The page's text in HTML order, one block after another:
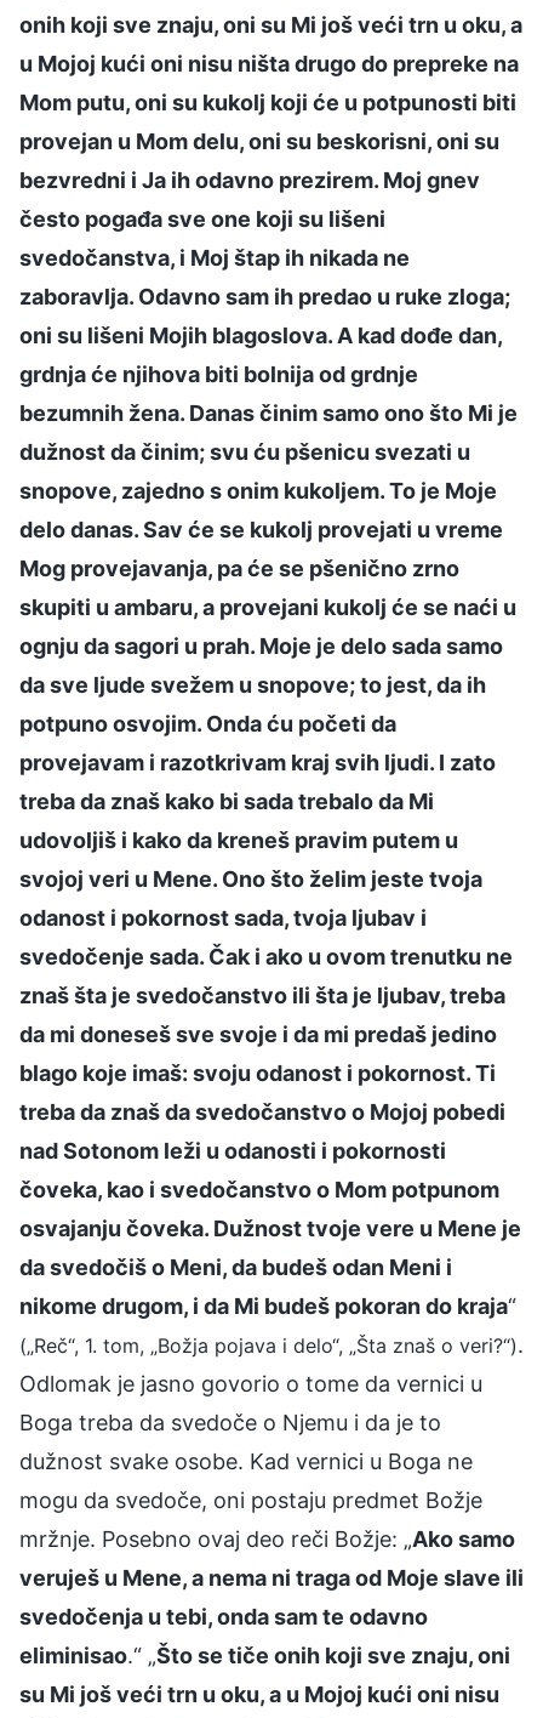
onih koji sve znaju, oni su Mi još veći trn u oku, a
u Mojoj kući oni nisu ništa drugo do prepreke na
Mom putu, oni su kukolj koji će u potpunosti biti
provejan u Mom delu, oni su beskorisni, oni su
bezvredni i Ja ih odavno prezirem. Moj gnev
često pogađa sve one koji su lišeni
svedočanstva, i Moj štap ih nikada ne
zaboravlja. Odavno sam ih predao u ruke zloga;
oni su lišeni Mojih blagoslova. A kad dođe dan,
grdnja će njihova biti bolnija od grdnje
bezumnih žena. Danas činim samo ono što Mi je
dužnost da činim; svu ću pšenicu svezati u
snopove, zajedno s onim kukoljem. To je Moje
delo danas. Sav će se kukolj provejati u vreme
Mog provejavanja, pa će se pšenično zrno
skupiti u ambaru, a provejani kukolj će se naći u
ognju da sagori u prah. Moje je delo sada samo
da sve ljude svežem u snopove; to jest, da ih
potpuno osvojim. Onda ću početi da
provejavam i razotkrivam kraj svih ljudi. I zato
treba da znaš kako bi sada trebalo da Mi
udovoljiš i kako da kreneš pravim putem u
svojoj veri u Mene. Ono što želim jeste tvoja
odanost i pokornost sada, tvoja ljubav i
svedočenje sada. Čak i ako u ovom trenutku ne
znaš šta je svedočanstvo ili šta je ljubav, treba
da mi doneseš sve svoje i da mi predaš jedino
blago koje imaš: svoju odanost i pokornost. Ti
treba da znaš da svedočanstvo o Mojoj pobedi
nad Sotonom leži u odanosti i pokornosti
čoveka, kao i svedočanstvo o Mom potpunom
osvajanju čoveka. Dužnost tvoje vere u Mene je
da svedočiš o Meni, da budeš odan Meni i
nikome drugom, i da Mi budeš pokoran do kraja“
(„Reč“, 1. tom, „Božja pojava i delo“, „Šta znaš o veri?“).
Odlomak je jasno govorio o tome da vernici u
Boga treba da svedoče o Njemu i da je to
dužnost svake osobe. Kad vernici u Boga ne
mogu da svedoče, oni postaju predmet Božje
mržnje. Posebno ovaj deo reči Božje: „Ako samo
veruješ u Mene, a nema ni traga od Moje slave ili
svedočenja u tebi, onda sam te odavno
eliminisao.“ „Što se tiče onih koji sve znaju, oni
su Mi još veći trn u oku, a u Mojoj kući oni nisu